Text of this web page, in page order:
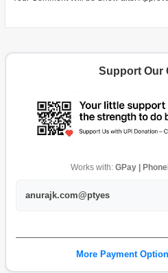
Support Our
Works with: GPay |
anurajk.com@ptyes
More Payment